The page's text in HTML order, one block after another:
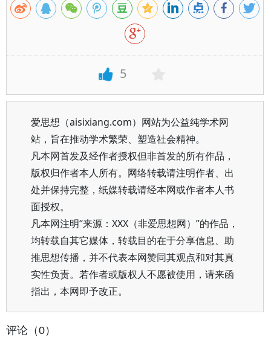
5
爱思想（aisixiang.com）网站为公益纯学术网
站，旨在推动学术繁荣、塑造社会精神。
凡本网首发及经作者授权但非首发的所有作品，
版权归作者本人所有。网络转载请注明作者、出
处并保持完整，纸媒转载请经本网或作者本人书
面授权。
凡本网注明“来源：XXX（非爱思想网）”的作品，
均转载自其它媒体，转载目的在于分享信息、助
推思想传播，并不代表本网赞同其观点和对其真
实性负责。若作者或版权人不愿被使用，请来函
指出，本网即予改正。
评论（0）